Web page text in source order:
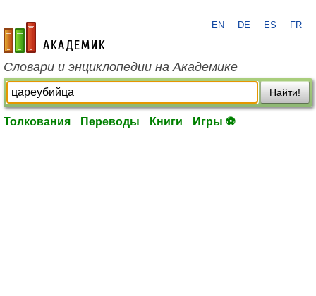
academic.ru
EN DE ES FR
Словари и энциклопедии на Академике
Найти!
Толкования Переводы Книги Игры ⚽